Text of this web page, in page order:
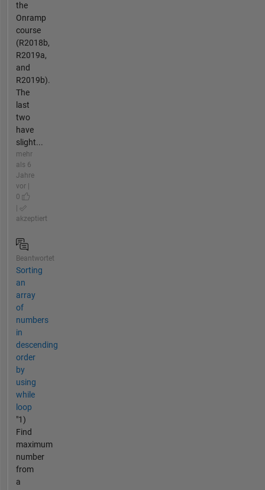
the
Onramp
course
(R2018b,
R2019a,
and
R2019b).
The
last
two
have
slight...
mehr
als 6
Jahre
vor |
0
akzeptiert
Beantwortet
Sorting
an
array
of
numbers
in
descending
order
by
using
while
loop
"1)
Find
maximum
number
from
a